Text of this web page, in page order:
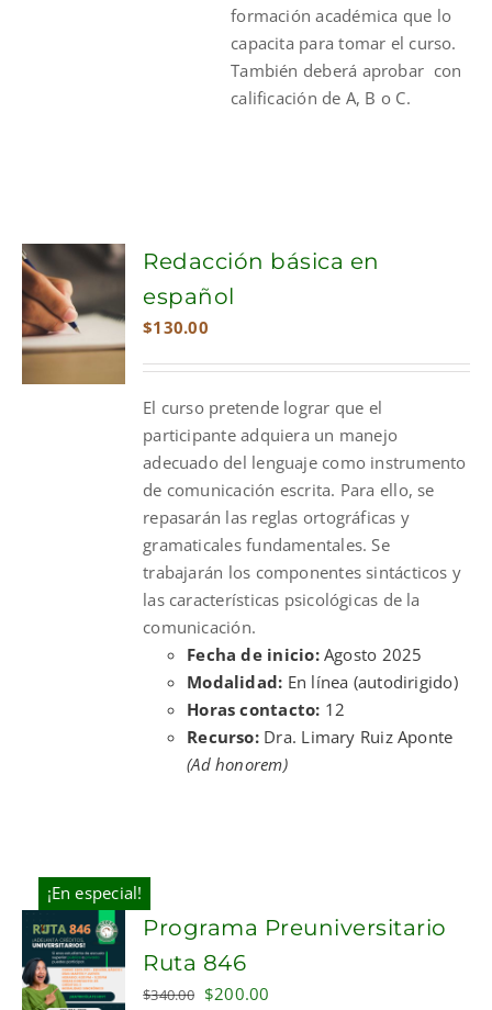
formación académica que lo
capacita para tomar el curso.
También deberá aprobar con
calificación de A, B o C.
ADD TO
CART
Redacción básica en
español
$130.00
El curso pretende lograr que el
participante adquiera un manejo
adecuado del lenguaje como instrumento
de comunicación escrita. Para ello, se
repasarán las reglas ortográficas y
gramaticales fundamentales. Se
trabajarán los componentes sintácticos y
las características psicológicas de la
comunicación.
Fecha de inicio:Agosto 2025
Modalidad: En línea (autodirigido)
Horas contacto: 12
Recurso:Dra. Limary Ruiz Aponte
(Ad honorem)
¡En especial!
ADD TO
CART
Programa Preuniversitario
Ruta 846
$340.00 Original
$200.00